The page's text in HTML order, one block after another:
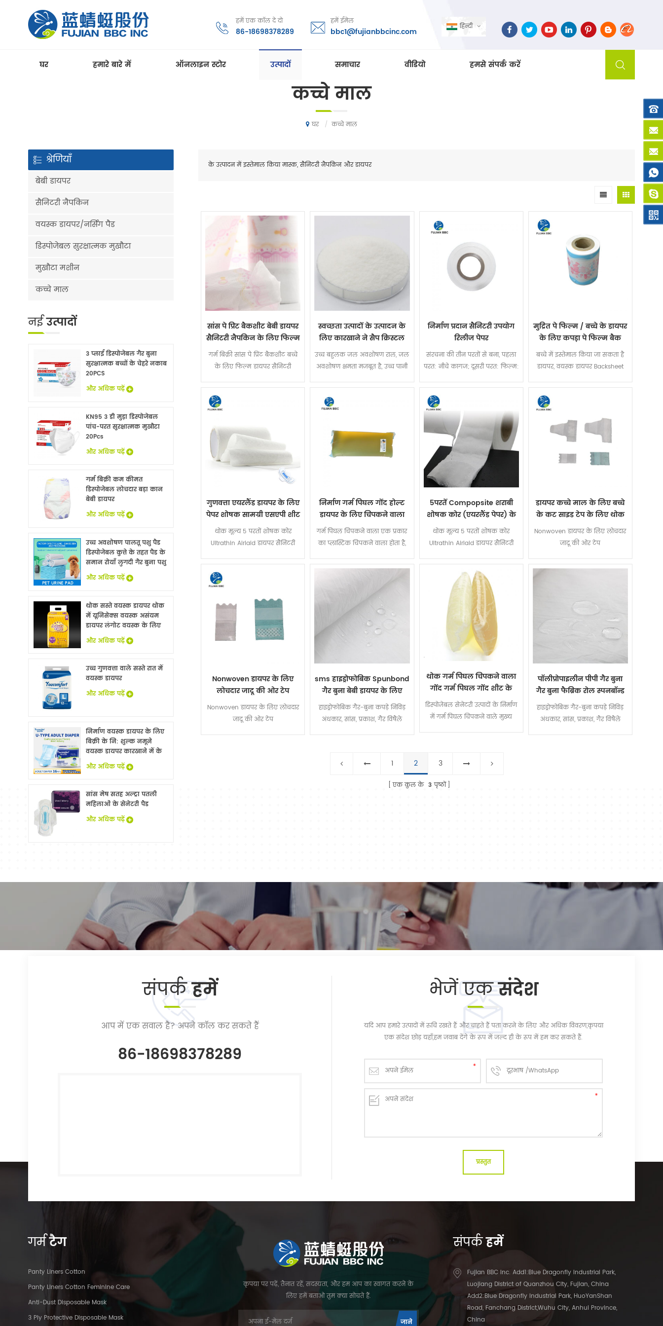
हिन्दी
हमें एक कॉल दे दो
86-18698378289
हमें ईमेल
bbc1@fujianbbcinc.com
घर हमारे बारे में ऑनलाइन स्टोर उत्पादों समाचार वीडियो हमसे संपर्क करें
कच्चे माल
घर / कच्चे माल
के उत्पादन में इस्तेमाल किया मास्क, सैनिटरी नैपकिन और डायपर
सांस पे प्रिंट बैकशीट बेबी डायपर
सैनिटरी नैपकिन के लिए फिल्म
गर्म बिक्री सांस पे प्रिंट बैकशीट बच्चे
के लिए फिल्म डायपर सैनिटरी
फिल्म OEM
स्वच्छता उत्पादों के उत्पादन के
लिए कारखाने ने सैप क्रिस्टल
पाउडर उच्च गुणवत्ता वाला सुपर
शोषक बहुलक बनाया
उच्च बहुलक जल अवशोषण राल, जल
अवशोषण क्षमता मजबूत है, उच्च पानी
निर्माण प्रदान सैनिटरी उपयोग
रिलीज पेपर
संरचना की तीन परतों से बना, पहला
परत: नीचे कागज; दूसरी परत: फिल्म:
मुद्रित पे फिल्म / बच्चे के डायपर
के लिए कपड़ा पे फिल्म बैक
शीट रॉ मटेरियल
बच्चे में इस्तेमाल किया जा सकता है
डायपर, वयस्क डायपर Backsheet
गुणवत्ता एयरलैंड डायपर के लिए
पेपर शोषक सामग्री एसएपी शीट
थोक मूल्य 5 परतों शोषक कोर
Ultrathin Airlaid डायपर सैनिटरी
निर्माण गर्म पिघल गोंद होल्ट
डायपर के लिए चिपकने वाला
कच्चा माल पिघलाएं
गर्म पिघल चिपकने वाला एक प्रकार
का प्लास्टिक चिपकने वाला होता है,
अवस्था में होता है और इसे गर्म करने
5परतें Compopsite शराबी
शोषक कोर (एयरलैंड पेपर) के
लिए बच्चों को सूखा रखने वाला
थोक मूल्य 5 परतों शोषक कोर
Ultrathin Airlaid डायपर सैनिटरी
डायपर कच्चे माल के लिए बच्चे
के कट साइड टेप के लिए थोक
डायपर कच्चे माल मैजिक साइड
कमर टेप
Nonwoven डायपर के लिए लोचदार
जादू की ओर टेप
Nonwoven डायपर के लिए
लोचदार जादू की ओर टेप
Nonwoven डायपर के लिए लोचदार
जादू की ओर टेप
sms हाइड्रोफोबिक Spunbond
गैर बुना बेबी डायपर के लिए
सामग्री / सैनिटरी नैपकिन
हाइड्रोफोबिक गैर-बुना कपड़े निविड़
अंधकार, सांस, प्रकाश, गैर विषैले
थोक गर्म पिघल चिपकने वाला
गोंद गर्म पिघल गोंद शीट के
लिए चीन में डायपर और सैनिटरी
नैपकिन
डिस्पोजेबल सेनेटरी उत्पादों के निर्माण
में गर्म पिघल चिपकने वाले मुख्य
पॉलीप्रोपाइलीन पीपी गैर बुना
गैर बुना फैब्रिक रोल स्पनबॉन्ड
हाइड्रोफोबिक गैर-बुना कपड़े निविड़
अंधकार, सांस, प्रकाश, गैर विषैले
1 2 3
एक कुल के 3 पृष्ठों
श्रेणियाँ
बेबी डायपर
सैनिटरी नैपकिन
वयस्क डायपर/नर्सिंग पैड
डिस्पोजेबल सुरक्षात्मक मुखौटा
मुखौटा मशीन
कच्चे माल
नईउत्पादों
3 प्लाई डिस्पोजेबल गैर बुना
सुरक्षात्मक बच्चों के चेहरे नकाब
20PCS
और अधिक पढ़ें
KN95 3 डी मुड़ा डिस्पोजेबल
पांच-परत सुरक्षात्मक मुखौटा
20Pcs
और अधिक पढ़ें
गर्म बिक्री कम कीमत
डिस्पोजेबल लोचदार बड़ा कान
बेबी डायपर
और अधिक पढ़ें
उच्च अवशोषण पालतू पशु पैड
डिस्पोजेबल कुत्ते के तहत पैड के
समान रोयाँ लुगदी गैर बुना पशु
बिस्तर चादरों थोक
और अधिक पढ़ें
थोक सस्ते वयस्क डायपर थोक
में यूनिसेक्स वयस्क असंयम
डायपर लंगोट वयस्क के लिए
नि: शुल्क नमूने
और अधिक पढ़ें
उच्च गुणवत्ता वाले सस्ते रात में
वयस्क डायपर
और अधिक पढ़ें
निर्माण वयस्क डायपर के लिए
बिक्री के नि: शुल्क नमूने
वयस्क डायपर कारखाने में के
साथ China
और अधिक पढ़ें
सांस मेष सतह अल्ट्रा पतली
महिलाओं के सेनेटरी पैड
और अधिक पढ़ें
संपर्कहमें
आप में एक सवाल है? अपने कॉल कर सकते हैं
86-18698378289
भेजें एकसंदेश
यदि आप हमारे उत्पादों में रुचि रखते हैं और चाहते हैं पता करने के लिए और अधिक विवरण,कृपया
एक संदेश छोड़ यहाँ,हम जवाब देंगे के रूप में जल्द ही के रूप में हम कर सकते हैं.
गर्मटैग
Panty Liners Cotton
Panty Liners Cotton Feminine Care
Anti-Dust Disposable Mask
3 Ply Protective Disposable Mask
कृपया पर पढ़ें, तैनात रहें, सदस्यता, और हम आप का स्वागत करने के
लिए हमें बताओ तुम क्या सोचते हैं.
संपर्कहमें
Fujian BBC Inc. Add1:Blue Dragonfly Industrial Park,
Luojiang District of Quanzhou City, Fujian, China
Add2:Blue Dragonfly Industrial Park, HuoYanShan
Road, Fanchang District,Wuhu City, Anhui Province,
China